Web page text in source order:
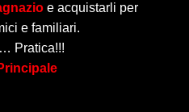
e acquistarli per
e familiari.
Pratica!!!